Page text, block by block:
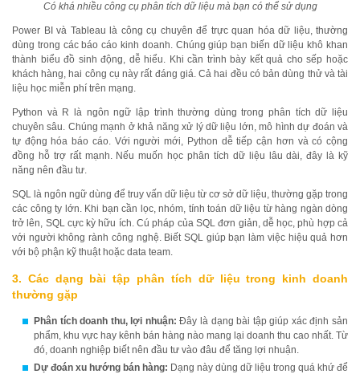
Có khá nhiều công cụ phân tích dữ liệu mà bạn có thể sử dụng
Power BI và Tableau là công cụ chuyên để trực quan hóa dữ liệu, thường
dùng trong các báo cáo kinh doanh. Chúng giúp bạn biến dữ liệu khô khan
thành biểu đồ sinh động, dễ hiểu. Khi cần trình bày kết quả cho sếp hoặc
khách hàng, hai công cụ này rất đáng giá. Cả hai đều có bản dùng thử và tài
liệu học miễn phí trên mạng.
Python và R là ngôn ngữ lập trình thường dùng trong phân tích dữ liệu
chuyên sâu. Chúng mạnh ở khả năng xử lý dữ liệu lớn, mô hình dự đoán và
tự động hóa báo cáo. Với người mới, Python dễ tiếp cận hơn và có cộng
đồng hỗ trợ rất mạnh. Nếu muốn học phân tích dữ liệu lâu dài, đây là kỹ
năng nên đầu tư.
SQL là ngôn ngữ dùng để truy vấn dữ liệu từ cơ sở dữ liệu, thường gặp trong
các công ty lớn. Khi bạn cần lọc, nhóm, tính toán dữ liệu từ hàng ngàn dòng
trở lên, SQL cực kỳ hữu ích. Cú pháp của SQL đơn giản, dễ học, phù hợp cả
với người không rành công nghệ. Biết SQL giúp bạn làm việc hiệu quả hơn
với bộ phận kỹ thuật hoặc data team.
3. Các dạng bài tập phân tích dữ liệu trong kinh doanh
thường gặp
Phân tích doanh thu, lợi nhuận: Đây là dạng bài tập giúp xác định sản
phẩm, khu vực hay kênh bán hàng nào mang lại doanh thu cao nhất. Từ
đó, doanh nghiệp biết nên đầu tư vào đâu để tăng lợi nhuận.
Dự đoán xu hướng bán hàng: Dạng này dùng dữ liệu trong quá khứ để